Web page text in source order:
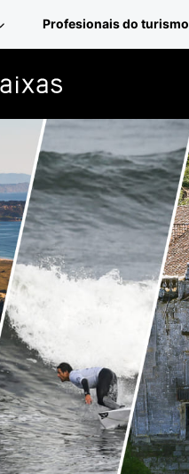
Profesionais do turismo